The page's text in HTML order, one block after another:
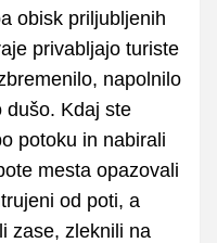
obisk priljubljenih
privabljajo turiste
napolnilo
dušo. Kdaj ste
potoku in nabirali
mesta opazovali
od poti, a
zase, zleknili na